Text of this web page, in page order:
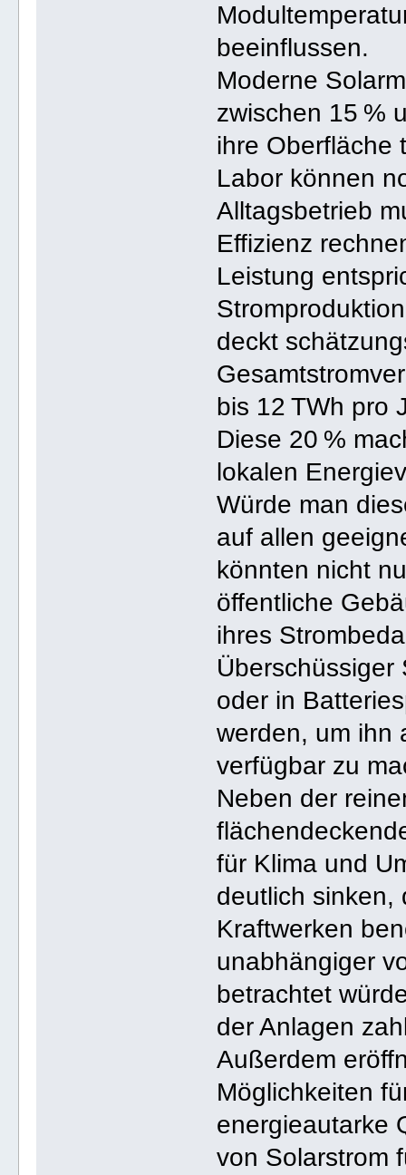
beeinflussen.
Moderne
zwischen 15 %
ihre Oberfläche
Labor können
Alltagsbetrieb
Effizienz
Leistung
deckt
bis 12 TWh pro
Diese 20 %
lokalen
Würde man
auf allen
könnten nicht
öffentliche
ihres
Überschüssiger
oder in
werden, um ihn
verfügbar zu
Neben der
für Klima und
deutlich sinken,
Kraftwerken
unabhängiger
betrachtet
der Anlagen
Außerdem
Möglichkeiten
energieautarke
von Solarstrom